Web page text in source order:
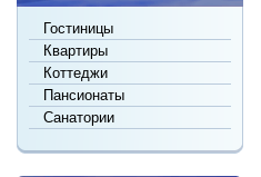
Гостиницы
Квартиры
Коттеджи
Пансионаты
Санатории